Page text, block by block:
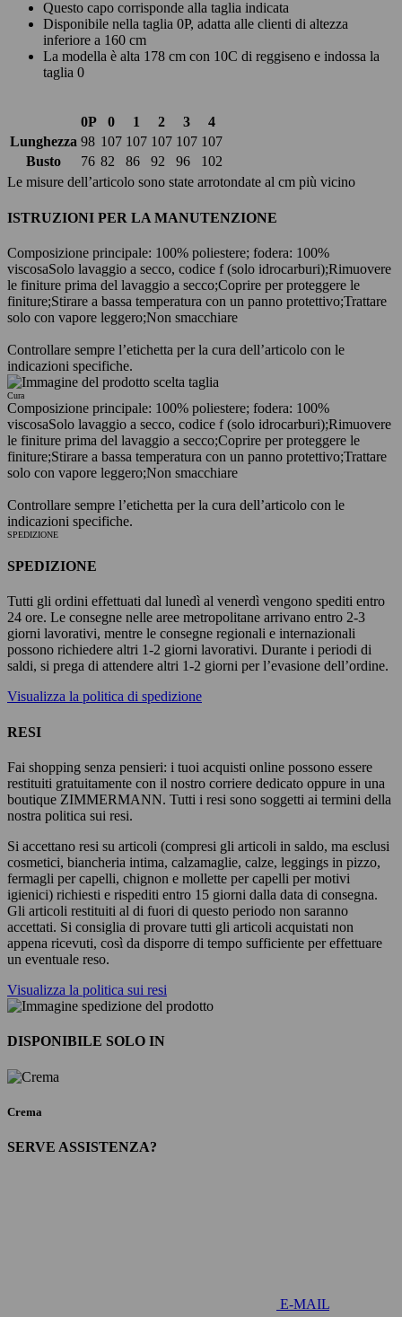
Questo capo corrisponde alla taglia indicata
Disponibile nella taglia 0P, adatta alle clienti di altezza
inferiore a 160 cm
La modella è alta 178 cm con 10C di reggiseno e indossa la
taglia 0
0P 0 1 2 3
4
Lunghezza 98 107 107 107 107 107
Busto
76 82 86 92 96
102
Le misure dell’articolo sono state arrotondate al cm più vicino
ISTRUZIONI PER LA MANUTENZIONE
Composizione principale: 100% poliestere; fodera: 100%
viscosaSolo lavaggio a secco, codice f (solo idrocarburi);Rimuovere
le finiture prima del lavaggio a secco;Coprire per proteggere le
finiture;Stirare a bassa temperatura con un panno protettivo;Trattare
solo con vapore leggero;Non smacchiare
Controllare sempre l’etichetta per la cura dell’articolo con le
indicazioni specifiche.
Cura
Composizione principale: 100% poliestere; fodera: 100%
viscosaSolo lavaggio a secco, codice f (solo idrocarburi);Rimuovere
le finiture prima del lavaggio a secco;Coprire per proteggere le
finiture;Stirare a bassa temperatura con un panno protettivo;Trattare
solo con vapore leggero;Non smacchiare
Controllare sempre l’etichetta per la cura dell’articolo con le
indicazioni specifiche.
SPEDIZIONE
SPEDIZIONE
Tutti gli ordini effettuati dal lunedì al venerdì vengono spediti entro
24 ore. Le consegne nelle aree metropolitane arrivano entro 2-3
giorni lavorativi, mentre le consegne regionali e internazionali
possono richiedere altri 1-2 giorni lavorativi. Durante i periodi di
saldi, si prega di attendere altri 1-2 giorni per l’evasione dell’ordine.
Visualizza la politica di spedizione
RESI
Fai shopping senza pensieri: i tuoi acquisti online possono essere
restituiti gratuitamente con il nostro corriere dedicato oppure in una
boutique ZIMMERMANN. Tutti i resi sono soggetti ai termini della
nostra politica sui resi.
Si accettano resi su articoli (compresi gli articoli in saldo, ma esclusi
cosmetici, biancheria intima, calzamaglie, calze, leggings in pizzo,
fermagli per capelli, chignon e mollette per capelli per motivi
igienici) richiesti e rispediti entro 15 giorni dalla data di consegna.
Gli articoli restituiti al di fuori di questo periodo non saranno
accettati. Si consiglia di provare tutti gli articoli acquistati non
appena ricevuti, così da disporre di tempo sufficiente per effettuare
un eventuale reso.
Visualizza la politica sui resi
DISPONIBILE SOLO IN
Crema
SERVE ASSISTENZA?
E-MAIL